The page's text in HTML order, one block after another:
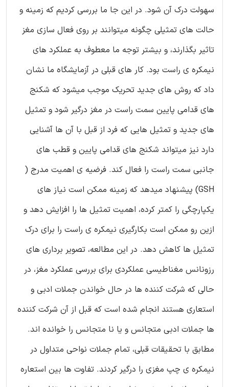
سهولت درک آن شود. در این جا ما بررسی کردیم که زمینه و
حالت های تمثیلی چگونه میتوانند بر روی فعال سازی مغز
تاثیر بگذارند، و بیشتر توجه ما معطوف به عملکرد های
نیمکره ی راست بود. کار های قبلی در آزمایشگاه ما نشان
داد که روش های جدید تحریک موجب میشود که شکنج
های قدامی پایین سمت راست در مغز درگیر شود و تمثیل
های جدید و تمثیل هایی که فرد از قبل با آن ها آشنایی
دارد نیز میتواند شکنج های قدامی پایین و قطب های
جانبی سمت راست را فعال کند. فرضیه ی اهمیت مدرج (
GSH) پیشنهاد میدهد که زمینه ممکن است نیاز های
یکپارچگی را کمتر کرده، اهمیت تمثیل ها را افزایش دهد و
ازین رو ممکن است بکارگیری نیمکره ی راست را برای درک
تمثیل ها کاهش دهد. در این مطالعه، تصویر برداری های
رزونانس مغناطیسی عملکردی برای بررسی عملکرد مغز، در
حالی که شرکت کننده ها در حال خواندن جملات ادبی و
استعاری هستند انجام شده است که قبل از آن شرکت کننده
ها جملات ادبی متجانس و یا نا متجانس را خوانده اند.
مطابق با تحقیقات قبلی، تمام جملات نواحی متداول در
نیمکره ی چپ مغزی را درگیر کردند. تفاوت ها بین استعاره